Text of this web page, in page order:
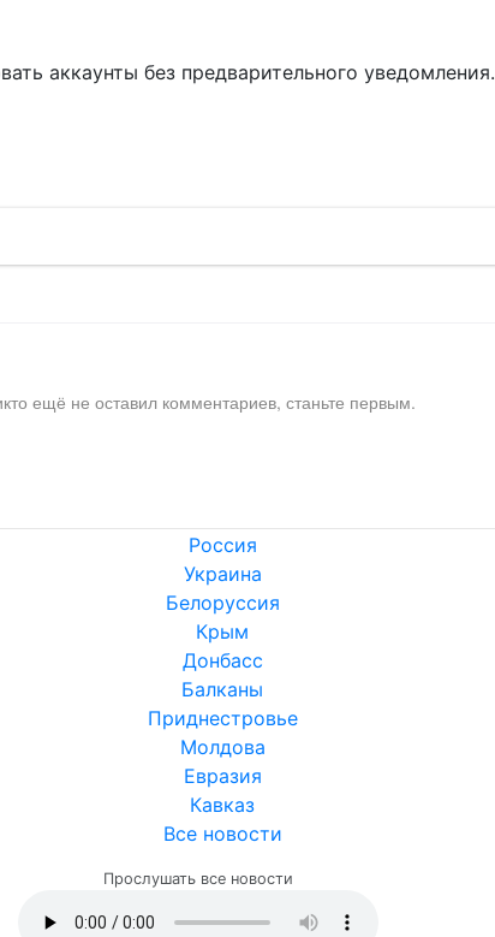
аккаунты без предварительного уведомления.
ещё не оставил комментариев, станьте первым.
Россия
Украина
Белоруссия
Крым
Донбасс
Балканы
Приднестровье
Молдова
Евразия
Кавказ
Все новости
Прослушать все новости